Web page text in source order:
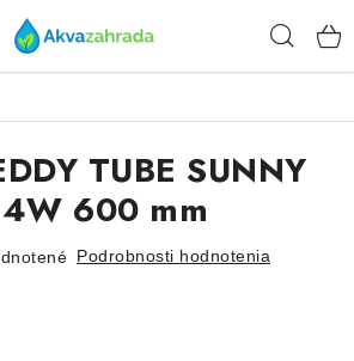
TUBE SUNNY
600 mm
Podrobnosti hodnotenia